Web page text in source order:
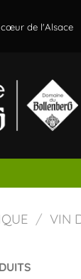
de l'Alsace
/ VIN